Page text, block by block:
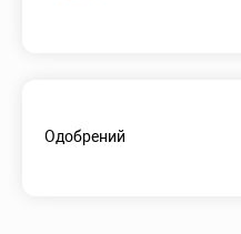
Одобрений